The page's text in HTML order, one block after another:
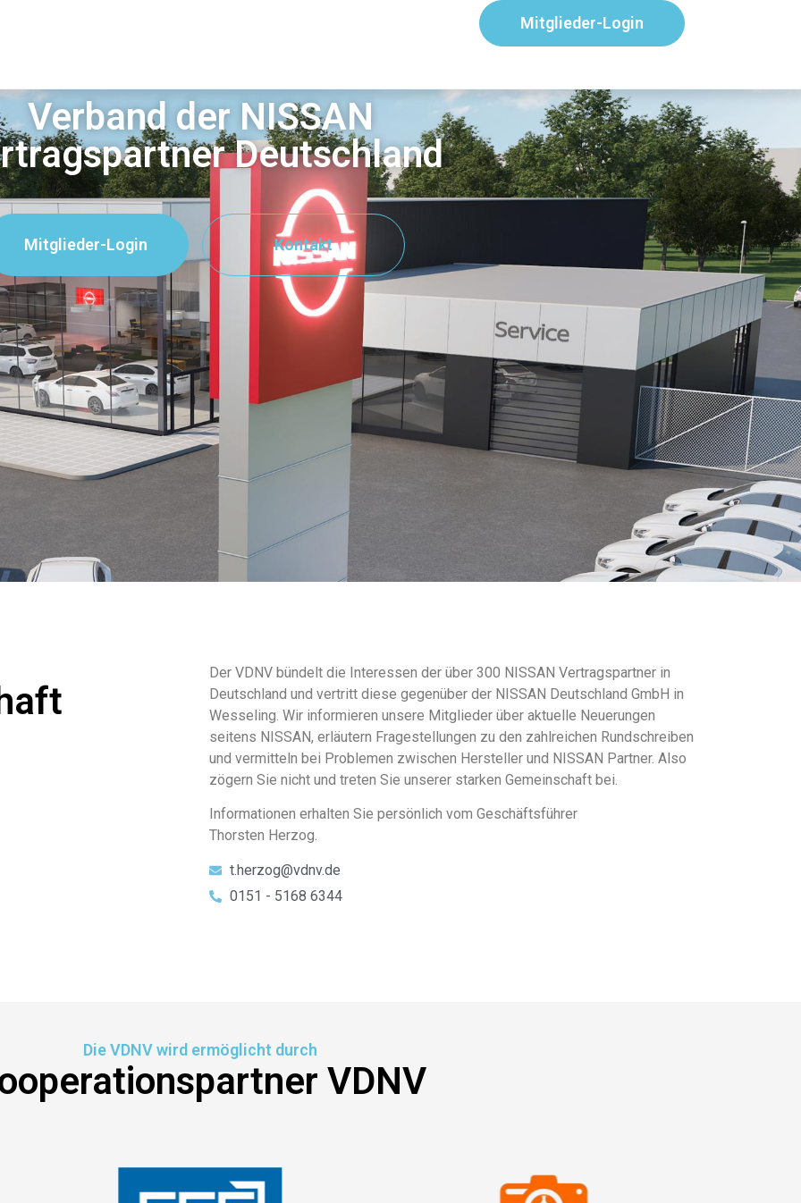
Mitglieder-Login
Verband der NISSAN
Deutschland
Mitglieder-Login Kontakt
Der VDNV bündelt die Interessen der über 300 NISSAN Vertragspartner in
Deutschland und vertritt diese gegenüber der NISSAN Deutschland GmbH in
Wesseling. Wir informieren unsere Mitglieder über aktuelle Neuerungen
seitens NISSAN, erläutern Fragestellungen zu den zahlreichen Rundschreiben
und vermitteln bei Problemen zwischen Hersteller und NISSAN Partner. Also
zögern Sie nicht und treten Sie unserer starken Gemeinschaft bei.
Informationen erhalten Sie persönlich vom Geschäftsführer
Thorsten Herzog.
t.herzog@vdnv.de
0151 - 5168 6344
Die VDNV wird ermöglicht durch
VDNV